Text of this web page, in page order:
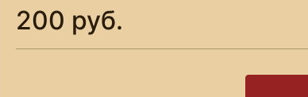
200 руб.